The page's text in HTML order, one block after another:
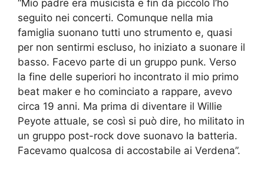
“Mio padre era musicista e fin da piccolo l’ho
seguito nei concerti. Comunque nella mia
famiglia suonano tutti uno strumento e, quasi
per non sentirmi escluso, ho iniziato a suonare il
basso. Facevo parte di un gruppo punk. Verso
la fine delle superiori ho incontrato il mio primo
beat maker e ho cominciato a rappare, avevo
circa 19 anni. Ma prima di diventare il Willie
Peyote attuale, se così si può dire, ho militato in
un gruppo post-rock dove suonavo la batteria.
Facevamo qualcosa di accostabile ai Verdena”.